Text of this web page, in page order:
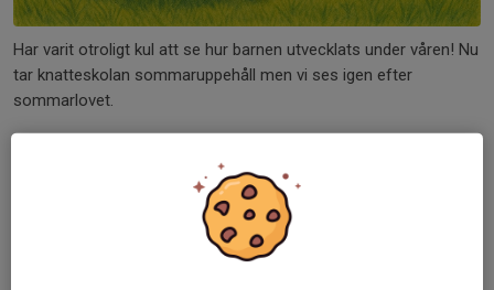
Har varit otroligt kul att se hur barnen utvecklats under våren! Nu
tar knatteskolan sommaruppehåll men vi ses igen efter
sommarlovet.
kommer köra fram till mitten av oktober.
inomhus under vintern om ni vill? förutsätter dock att vi fått till
det med tillräckligt många föräldraledare som kan hjälpas åt
hålla i inomhusträningarna.)